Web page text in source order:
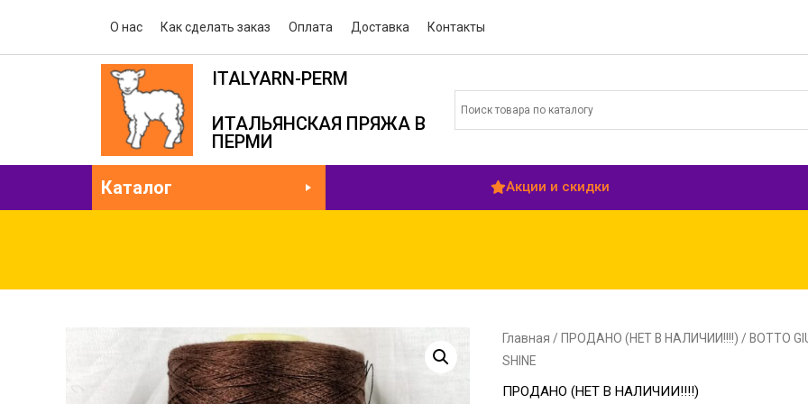
О нас Как сделать заказ Оплата Доставка Контакты
ITALYARN-PERM
ИТАЛЬЯНСКАЯ ПРЯЖА В
ПЕРМИ
Каталог Акции и скидки
Главная / ПРОДАНО (НЕТ В НАЛИЧИИ!!!!) / BOTTO
SHINE
ПРОДАНО (НЕТ В НАЛИЧИИ!!!!)